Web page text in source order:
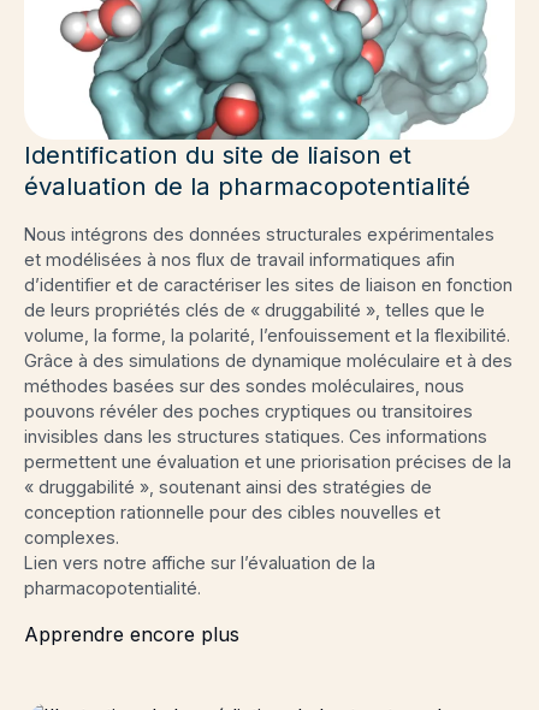
Identification du site de liaison et
évaluation de la pharmacopotentialité
Nous intégrons des données structurales expérimentales
et modélisées à nos flux de travail informatiques afin
d’identifier et de caractériser les sites de liaison en fonction
de leurs propriétés clés de « druggabilité », telles que le
volume, la forme, la polarité, l’enfouissement et la flexibilité.
Grâce à des simulations de dynamique moléculaire et à des
méthodes basées sur des sondes moléculaires, nous
pouvons révéler des poches cryptiques ou transitoires
invisibles dans les structures statiques. Ces informations
permettent une évaluation et une priorisation précises de la
« druggabilité », soutenant ainsi des stratégies de
conception rationnelle pour des cibles nouvelles et
complexes.
Lien vers notre affiche sur l’évaluation de la
pharmacopotentialité.
Apprendre encore plus